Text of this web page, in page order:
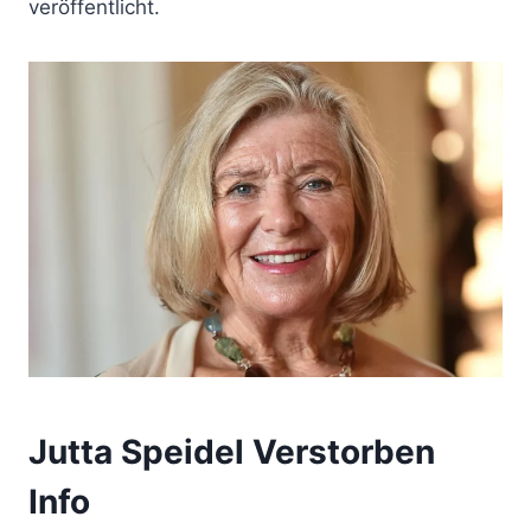
veröffentlicht.
Jutta Speidel Verstorben
Info